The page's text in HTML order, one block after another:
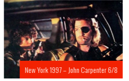
New York 1997 – John Carpenter 6/8